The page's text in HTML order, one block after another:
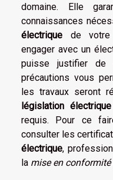
domaine. Elle
connaissances
électrique de votre
engager avec un
puisse justifier de
précautions vous
les travaux seront
législation électrique
requis. Pour ce
consulter les
électrique,
la mise en conformité